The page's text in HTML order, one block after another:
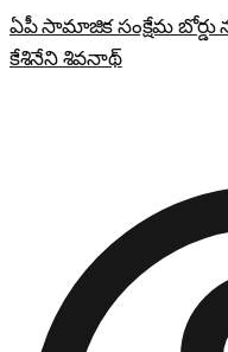
ఏపీ సామాజిక సంక్షేమ
కేశినేని శివనాథ్